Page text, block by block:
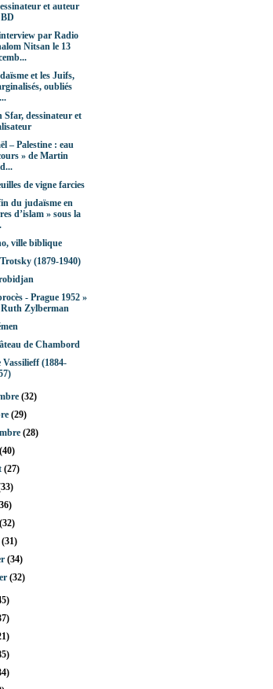
et auteur
par Radio
Nitsan le 13
et les Juifs,
oubliés
Sfar, dessinateur et
– Palestine : eau
» de Martin
de vigne farcies
du judaïsme en
d’islam » sous la
ville biblique
(1879-1940)
- Prague 1952 »
Ruth Zylberman
de Chambord
Vassilieff (1884-
(32)
(29)
(28)
(40)
(27)
(32)
(31)
(34)
(32)